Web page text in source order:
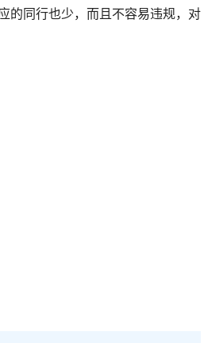
的同行也少，而且不容易违规，对